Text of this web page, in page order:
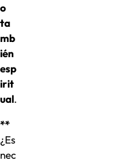
o
ta
mb
ién
esp
irit
ual.
**
¿Es
nec